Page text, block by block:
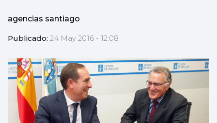
agencias santiago
Publicado: 24 May 2016 - 12:08